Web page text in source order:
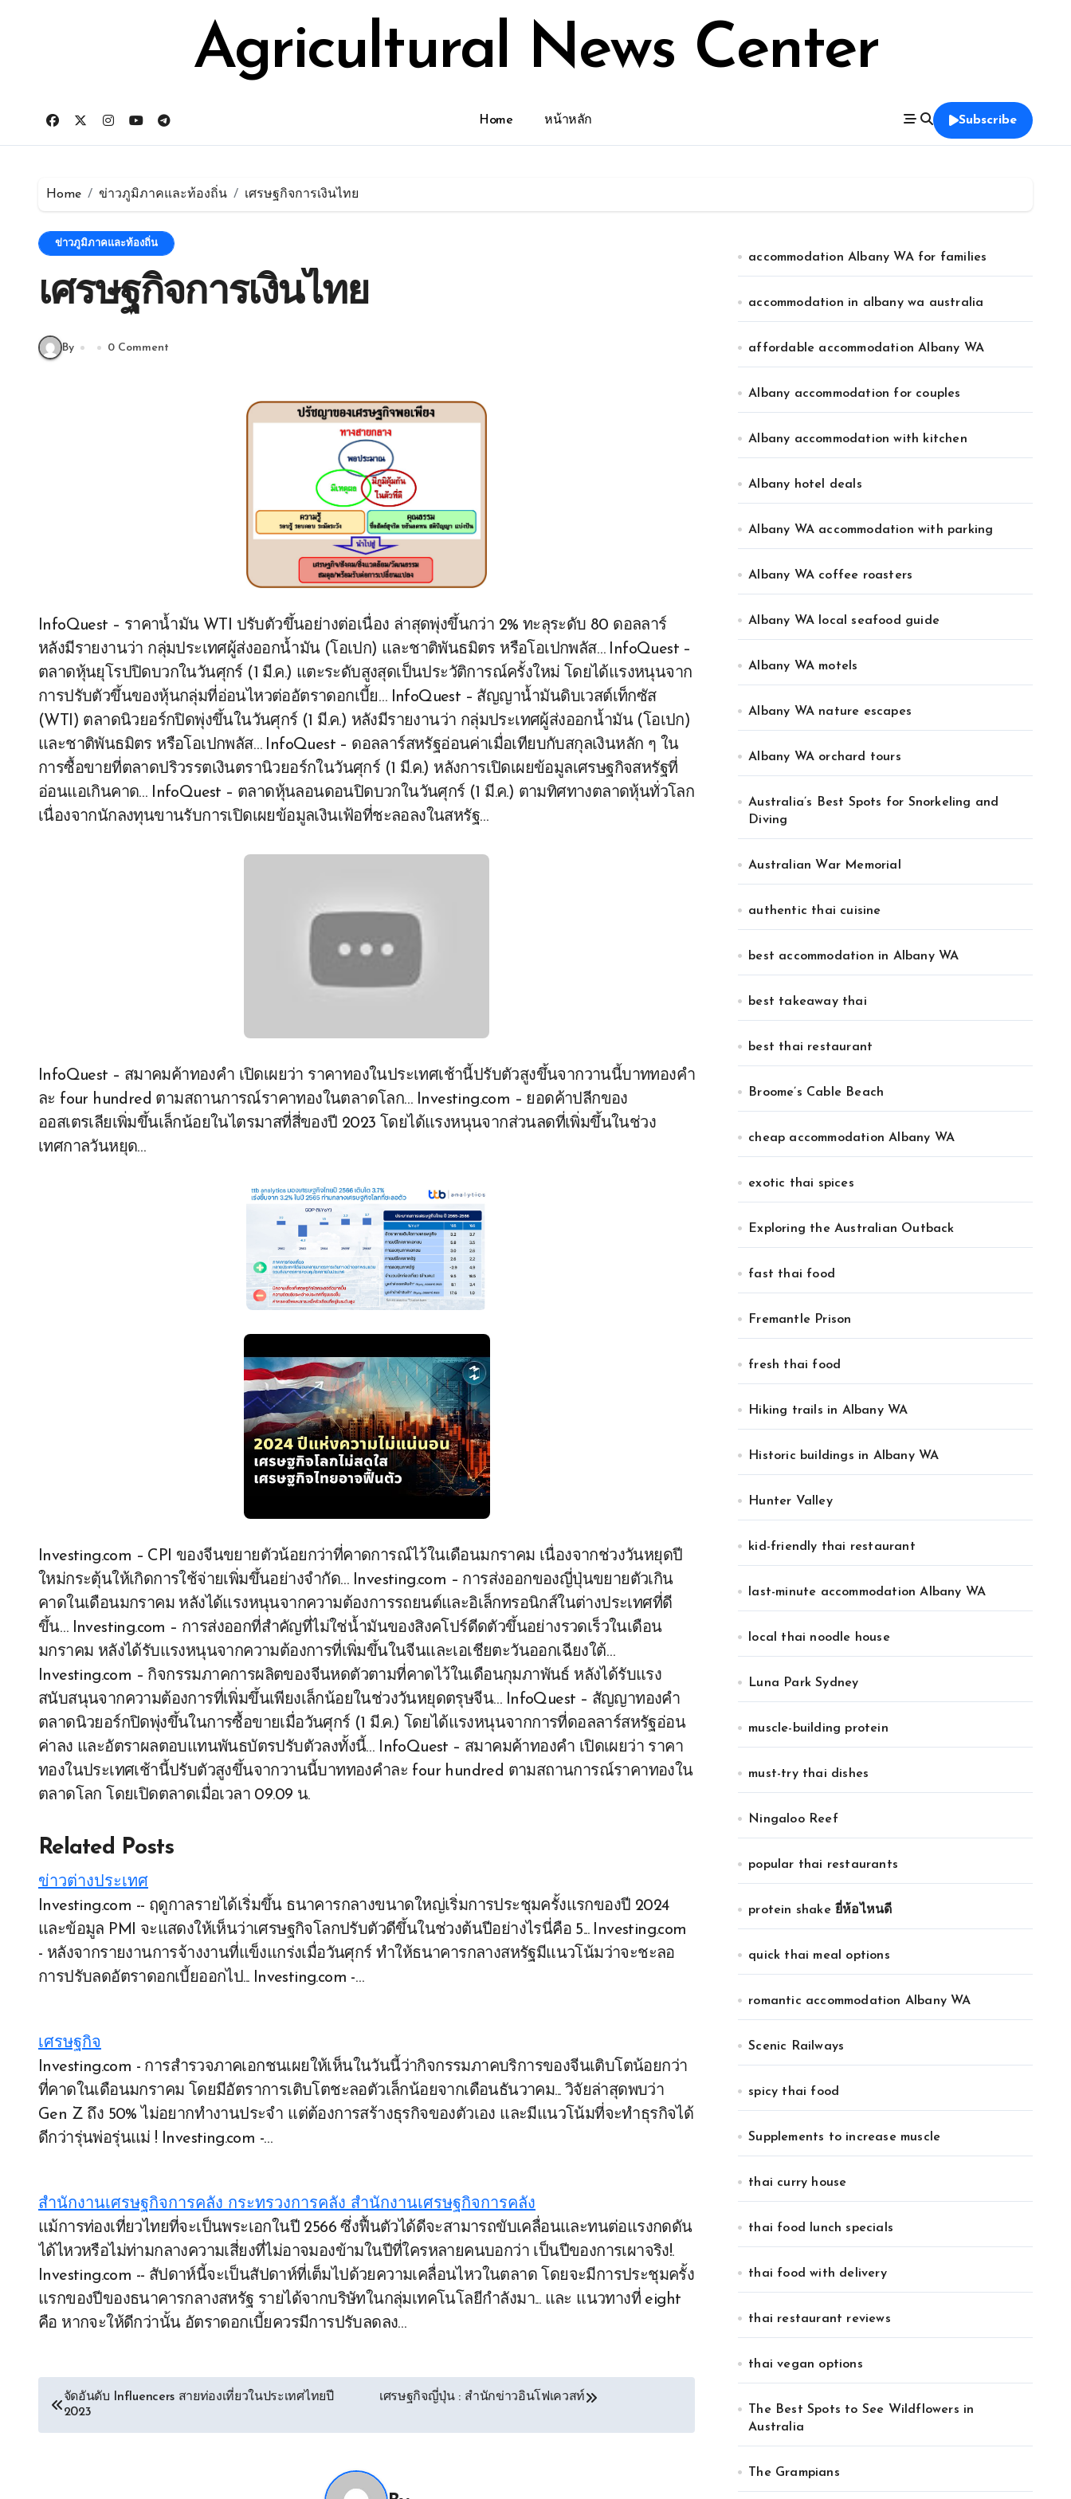
Agricultural News Center
Home หน้าหลัก Subscribe
Home ข่าวภูมิภาคและท้องถิ่น เศรษฐกิจการเงินไทย
ข่าวภูมิภาคและท้องถิ่น
เศรษฐกิจการเงินไทย
By 0 Comment
InfoQuest – ราคาน้ำมัน WTI ปรับตัวขึ้นอย่างต่อเนื่อง ล่าสุดพุ่งขึ้นกว่า 2% ทะลุระดับ 80 ดอลลาร์
หลังมีรายงานว่า กลุ่มประเทศผู้ส่งออกน้ำมัน (โอเปก) และชาติพันธมิตร หรือโอเปกพลัส… InfoQuest –
ตลาดหุ้นยุโรปปิดบวกในวันศุกร์ (1 มี.ค.) แตะระดับสูงสุดเป็นประวัติการณ์ครั้งใหม่ โดยได้แรงหนุนจาก
การปรับตัวขึ้นของหุ้นกลุ่มที่อ่อนไหวต่ออัตราดอกเบี้ย… InfoQuest – สัญญาน้ำมันดิบเวสต์เท็กซัส
(WTI) ตลาดนิวยอร์กปิดพุ่งขึ้นในวันศุกร์ (1 มี.ค.) หลังมีรายงานว่า กลุ่มประเทศผู้ส่งออกน้ำมัน (โอเปก)
และชาติพันธมิตร หรือโอเปกพลัส… InfoQuest – ดอลลาร์สหรัฐอ่อนค่าเมื่อเทียบกับสกุลเงินหลัก ๆ ใน
การซื้อขายที่ตลาดปริวรรตเงินตรานิวยอร์กในวันศุกร์ (1 มี.ค.) หลังการเปิดเผยข้อมูลเศรษฐกิจสหรัฐที่
อ่อนแอเกินคาด… InfoQuest – ตลาดหุ้นลอนดอนปิดบวกในวันศุกร์ (1 มี.ค.) ตามทิศทางตลาดหุ้นทั่วโลก
เนื่องจากนักลงทุนขานรับการเปิดเผยข้อมูลเงินเฟ้อที่ชะลอลงในสหรัฐ…
InfoQuest – สมาคมค้าทองคำ เปิดเผยว่า ราคาทองในประเทศเช้านี้ปรับตัวสูงขึ้นจากวานนี้บาททองคำ
ละ four hundred ตามสถานการณ์ราคาทองในตลาดโลก… Investing.com – ยอดค้าปลีกของ
ออสเตรเลียเพิ่มขึ้นเล็กน้อยในไตรมาสที่สี่ของปี 2023 โดยได้แรงหนุนจากส่วนลดที่เพิ่มขึ้นในช่วง
เทศกาลวันหยุด…
Investing.com – CPI ของจีนขยายตัวน้อยกว่าที่คาดการณ์ไว้ในเดือนมกราคม เนื่องจากช่วงวันหยุดปี
ใหม่กระตุ้นให้เกิดการใช้จ่ายเพิ่มขึ้นอย่างจำกัด… Investing.com – การส่งออกของญี่ปุ่นขยายตัวเกิน
คาดในเดือนมกราคม หลังได้แรงหนุนจากความต้องการรถยนต์และอิเล็กทรอนิกส์ในต่างประเทศที่ดี
ขึ้น… Investing.com – การส่งออกที่สำคัญที่ไม่ใช่น้ำมันของสิงคโปร์ดีดตัวขึ้นอย่างรวดเร็วในเดือน
มกราคม หลังได้รับแรงหนุนจากความต้องการที่เพิ่มขึ้นในจีนและเอเชียตะวันออกเฉียงใต้…
Investing.com – กิจกรรมภาคการผลิตของจีนหดตัวตามที่คาดไว้ในเดือนกุมภาพันธ์ หลังได้รับแรง
สนับสนุนจากความต้องการที่เพิ่มขึ้นเพียงเล็กน้อยในช่วงวันหยุดตรุษจีน… InfoQuest – สัญญาทองคำ
ตลาดนิวยอร์กปิดพุ่งขึ้นในการซื้อขายเมื่อวันศุกร์ (1 มี.ค.) โดยได้แรงหนุนจากการที่ดอลลาร์สหรัฐอ่อน
ค่าลง และอัตราผลตอบแทนพันธบัตรปรับตัวลงทั้งนี้… InfoQuest – สมาคมค้าทองคำ เปิดเผยว่า ราคา
ทองในประเทศเช้านี้ปรับตัวสูงขึ้นจากวานนี้บาททองคำละ four hundred ตามสถานการณ์ราคาทองใน
ตลาดโลก โดยเปิดตลาดเมื่อเวลา 09.09 น.
Related Posts
ข่าวต่างประเทศ
Investing.com -- ฤดูกาลรายได้เริ่มขึ้น ธนาคารกลางขนาดใหญ่เริ่มการประชุมครั้งแรกของปี 2024
และข้อมูล PMI จะแสดงให้เห็นว่าเศรษฐกิจโลกปรับตัวดีขึ้นในช่วงต้นปีอย่างไรนี่คือ 5... Investing.com
- หลังจากรายงานการจ้างงานที่แข็งแกร่งเมื่อวันศุกร์ ทำให้ธนาคารกลางสหรัฐมีแนวโน้มว่าจะชะลอ
การปรับลดอัตราดอกเบี้ยออกไป... Investing.com -…
เศรษฐกิจ
Investing.com - การสำรวจภาคเอกชนเผยให้เห็นในวันนี้ว่ากิจกรรมภาคบริการของจีนเติบโตน้อยกว่า
ที่คาดในเดือนมกราคม โดยมีอัตราการเติบโตชะลอตัวเล็กน้อยจากเดือนธันวาคม... วิจัยล่าสุดพบว่า
Gen Z ถึง 50% ไม่อยากทำงานประจำ แต่ต้องการสร้างธุรกิจของตัวเอง และมีแนวโน้มที่จะทำธุรกิจได้
ดีกว่ารุ่นพ่อรุ่นแม่ ! Investing.com -…
สำนักงานเศรษฐกิจการคลัง กระทรวงการคลัง สำนักงานเศรษฐกิจการคลัง
แม้การท่องเที่ยวไทยที่จะเป็นพระเอกในปี 2566 ซึ่งฟื้นตัวได้ดีจะสามารถขับเคลื่อนและทนต่อแรงกดดัน
ได้ไหวหรือไม่ท่ามกลางความเสี่ยงที่ไม่อาจมองข้ามในปีที่ใครหลายคนบอกว่า เป็นปีของการเผาจริง!.
Investing.com -- สัปดาห์นี้จะเป็นสัปดาห์ที่เต็มไปด้วยความเคลื่อนไหวในตลาด โดยจะมีการประชุมครั้ง
แรกของปีของธนาคารกลางสหรัฐ รายได้จากบริษัทในกลุ่มเทคโนโลยีกำลังมา... และ แนวทางที่ eight
คือ หากจะให้ดีกว่านั้น อัตราดอกเบี้ยควรมีการปรับลดลง…
Post
navigation
จัดอันดับ Influencers สายท่องเที่ยวในประเทศไทยปี
2023
เศรษฐกิจญี่ปุ่น : สำนักข่าวอินโฟเควสท์
accommodation Albany WA for families
accommodation in albany wa australia
affordable accommodation Albany WA
Albany accommodation for couples
Albany accommodation with kitchen
Albany hotel deals
Albany WA accommodation with parking
Albany WA coffee roasters
Albany WA local seafood guide
Albany WA motels
Albany WA nature escapes
Albany WA orchard tours
Australia’s Best Spots for Snorkeling and
Diving
Australian War Memorial
authentic thai cuisine
best accommodation in Albany WA
best takeaway thai
best thai restaurant
Broome’s Cable Beach
cheap accommodation Albany WA
exotic thai spices
Exploring the Australian Outback
fast thai food
Fremantle Prison
fresh thai food
Hiking trails in Albany WA
Historic buildings in Albany WA
Hunter Valley
kid-friendly thai restaurant
last-minute accommodation Albany WA
local thai noodle house
Luna Park Sydney
muscle-building protein
must-try thai dishes
Ningaloo Reef
popular thai restaurants
protein shake ยี่ห้อไหนดี
quick thai meal options
romantic accommodation Albany WA
Scenic Railways
spicy thai food
Supplements to increase muscle
thai curry house
thai food lunch specials
thai food with delivery
thai restaurant reviews
thai vegan options
The Best Spots to See Wildflowers in
Australia
The Grampians